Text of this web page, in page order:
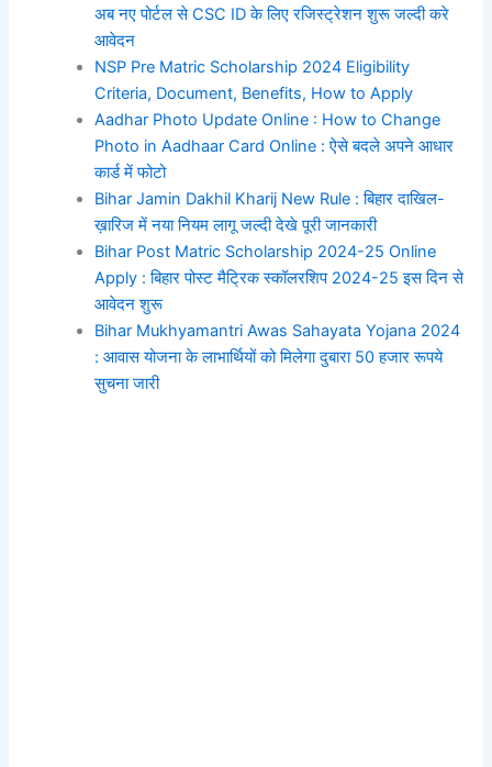
अब नए पोर्टल से CSC ID के लिए रजिस्ट्रेशन शुरू जल्दी करे
आवेदन
NSP Pre Matric Scholarship 2024 Eligibility
Criteria, Document, Benefits, How to Apply
Aadhar Photo Update Online : How to Change
Photo in Aadhaar Card Online : ऐसे बदले अपने आधार
कार्ड में फोटो
Bihar Jamin Dakhil Kharij New Rule : बिहार दाखिल-
ख़ारिज में नया नियम लागू जल्दी देखे पूरी जानकारी
Bihar Post Matric Scholarship 2024-25 Online
Apply : बिहार पोस्ट मैट्रिक स्कॉलरशिप 2024-25 इस दिन से
आवेदन शुरू
Bihar Mukhyamantri Awas Sahayata Yojana 2024
: आवास योजना के लाभार्थियों को मिलेगा दुबारा 50 हजार रूपये
सुचना जारी